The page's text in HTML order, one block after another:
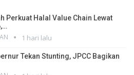
Perkuat Halal Value Chain Lewat
1 hari lalu
Tekan Stunting, JPCC Bagikan